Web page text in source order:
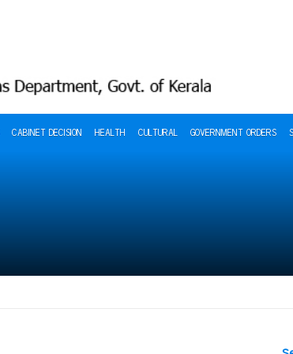
CABINET DECISION HEALTH CULTURAL GOVERNMENT ORDERS